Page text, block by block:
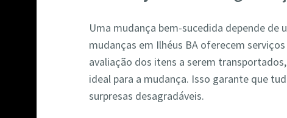
Uma mudança bem-sucedida depende de
mudanças em Ilhéus BA oferecem
avaliação dos itens a serem
ideal para a mudança. Isso garante que
surpresas desagradáveis.